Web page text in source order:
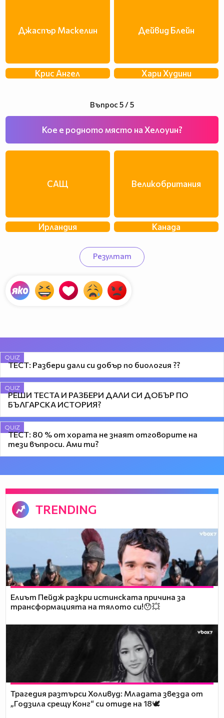
Джаспър Маскелин Дейвид Блейн
Крис Ангел Хари Худини
Въпрос 5 / 5
Кое е родното място на Хелоуин?
САЩ Великобритания
Ирландия Канада
Резултат
QUIZ
ТЕСТ: Разбери дали си добър по биология ?‍?
QUIZ
РЕШИ ТЕСТА И РАЗБЕРИ ДАЛИ СИ ДОБЪР ПО
БЪЛГАРСКА ИСТОРИЯ?
QUIZ
ТЕСТ: 80 % от хората не знаят отговорите на
тези въпроси. Ами ти?
TRENDING
Елиът Пейдж разкри истинската причина за
трансформацията на тялото си!😯💥
Трагедия разтърси Холивуд: Младата звезда от
„Годзила срещу Конг“ си отиде на 18🕊️